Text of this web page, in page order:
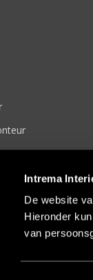
Intrema
De website
Hieronder
van